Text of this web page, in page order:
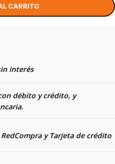
CARRITO
interés
débito y crédito, y
y Tarjeta de crédito